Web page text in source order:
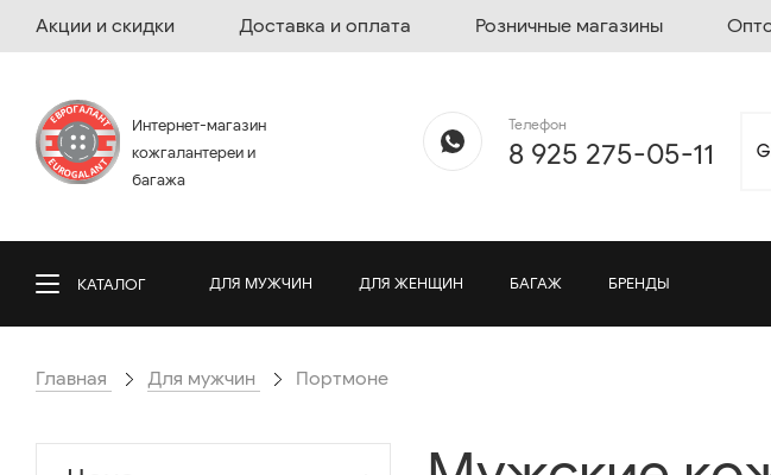
Акции и скидки Доставка и оплата Розничные магазины
Интернет-магазин
кожгалантереи и
багажа
Телефон
8 925 275-05-11
КАТАЛОГ ДЛЯ МУЖЧИН ДЛЯ ЖЕНЩИН БАГАЖ БРЕНДЫ
Главная Для мужчин Портмоне